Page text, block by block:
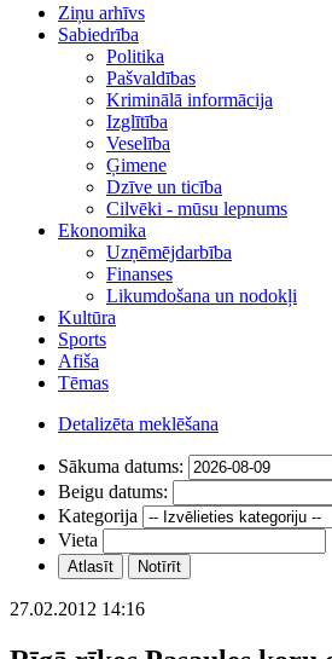
Ziņu arhīvs
Sabiedrība
Politika
Pašvaldības
Kriminālā informācija
Izglītība
Veselība
Ģimene
Dzīve un ticība
Cilvēki - mūsu lepnums
Ekonomika
Uzņēmējdarbība
Finanses
Likumdošana un nodokļi
Kultūra
Sports
Afiša
Tēmas
Detalizēta meklēšana
Sākuma datums:
Beigu datums:
Kategorija
Vieta
27.02.2012 14:16